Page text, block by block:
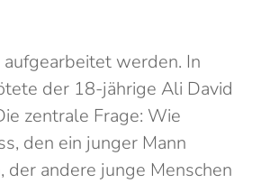
werden. In
der 18-jährige Ali David
zentrale Frage: Wie
den ein junger Mann
der andere junge Menschen